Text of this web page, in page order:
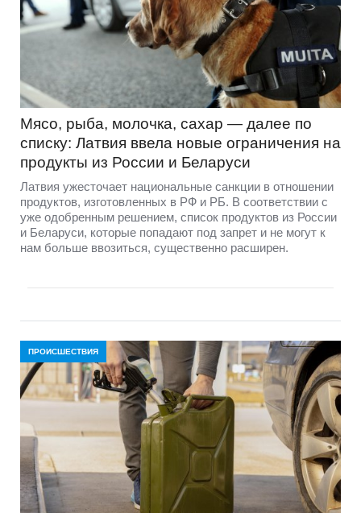
Мясо, рыба, молочка, сахар — далее по
списку: Латвия ввела новые ограничения на
продукты из России и Беларуси
Латвия ужесточает национальные санкции в отношении
продуктов, изготовленных в РФ и РБ. В соответствии с
уже одобренным решением, список продуктов из России
и Беларуси, которые попадают под запрет и не могут к
нам больше ввозиться, существенно расширен.
ПРОИСШЕСТВИЯ